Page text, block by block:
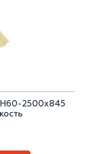
Н60-2500х845